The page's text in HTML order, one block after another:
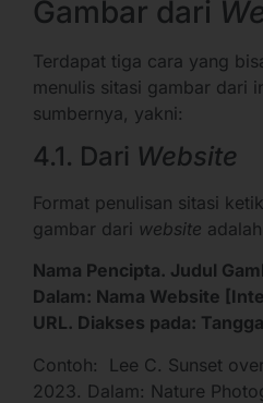
Gambar dari
Terdapat tiga cara yang
menulis sitasi gambar dari
sumbernya, yakni:
4.1. Dari Website
Format penulisan sitasi
gambar dari website
Nama Pencipta. Judul
Dalam: Nama Website
URL. Diakses pada:
Contoh: Lee C. Sunset
2023. Dalam: Nature